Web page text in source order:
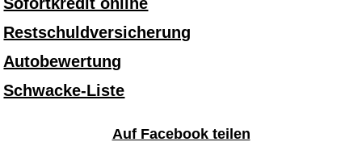
Restschuldversicherung
Autobewertung
Schwacke-Liste
Auf Facebook teilen